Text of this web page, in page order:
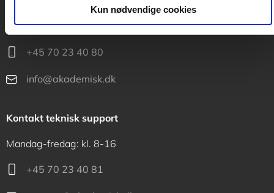
Kun nødvendige cookies
Kontakt kundeservice
Mandag-fredag: kl. 10-15
+45 70 23 40 80
info@akademisk.dk
Kontakt teknisk support
Mandag-fredag: kl. 8-16
+45 70 23 40 81